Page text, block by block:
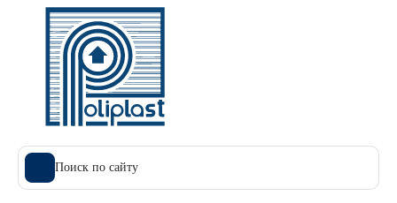
Поиск по сайту